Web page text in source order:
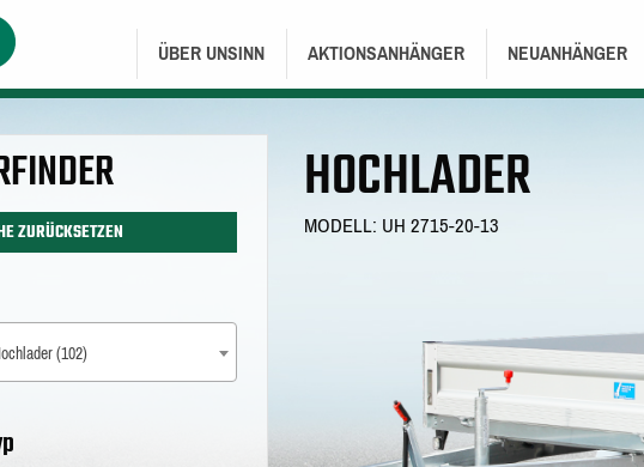
HAUPTNAVIGATION
ÜBER UNSINN AKTIONSANHÄNGER NEUANHÄNGER
HOCHLADER
MODELL: UH 2715-20-13
ZURÜCKSETZEN
(102)